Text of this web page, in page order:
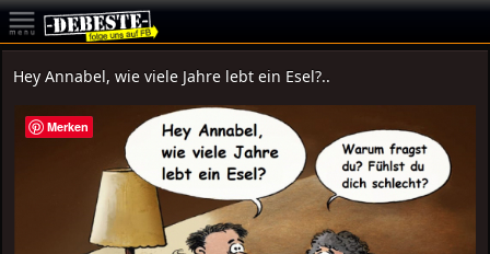
Hey Annabel, wie viele Jahre lebt ein Esel?..
Merken